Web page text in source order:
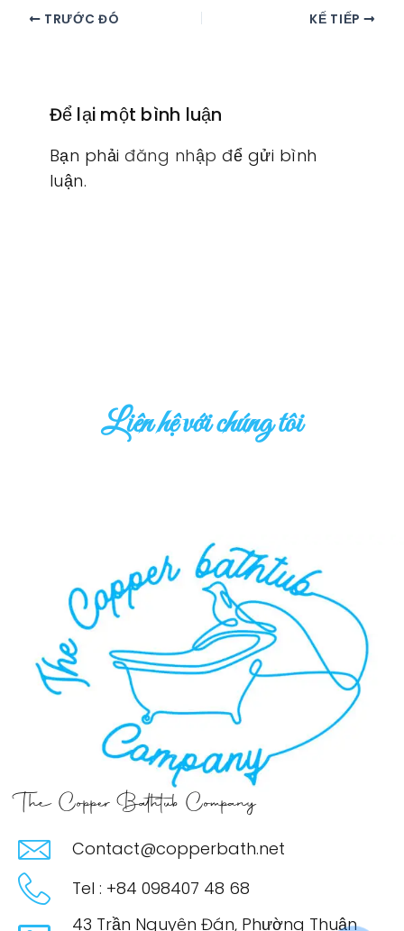
TRƯỚC ĐÓ KẾ TIẾP
Để lại một bình luận
Bạn phải đăng nhập để gửi bình
luận.
Liên hệ với chúng tôi
The Copper Bathtub Company
Contact@copperbath.net
Tel : +84 098407 48 68
43 Trần Nguyên Đán, Phường Thuận